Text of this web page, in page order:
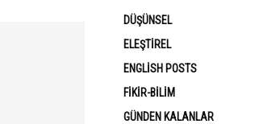
DÜŞÜNSEL
ELEŞTIREL
ENGLISH POSTS
FIKIR-BILIM
GÜNDEN KALANLAR